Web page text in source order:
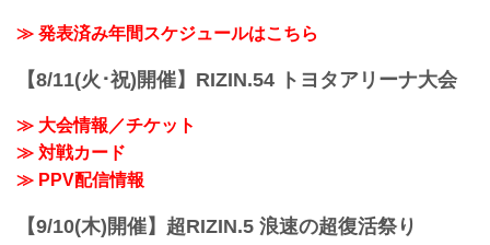
≫ 発表済み年間スケジュールはこちら
【8/11(火･祝)開催】RIZIN.54 トヨタアリーナ大会
≫ 大会情報／チケット
≫ 対戦カード
≫ PPV配信情報
【9/10(木)開催】超RIZIN.5 浪速の超復活祭り